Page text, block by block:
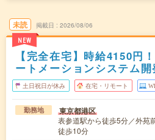
未読
NEW
掲載日 2026/08/06
【完全在宅】時給4150円
ートメーションシステム開
土日祝日が休み 在宅・リモート
勤務地 東京都港区
表参道駅から徒歩5分／外苑
徒歩10分